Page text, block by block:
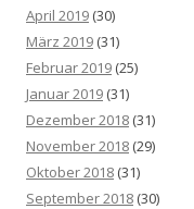
April 2019 (30)
März 2019 (31)
Februar 2019 (25)
Januar 2019 (31)
Dezember 2018 (31)
November 2018 (29)
Oktober 2018 (31)
September 2018 (30)